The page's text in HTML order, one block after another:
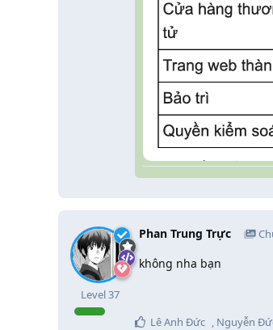
Phan Trung Trực
Level 37
không nha bạn
Lê Anh Đức
Nguyễn